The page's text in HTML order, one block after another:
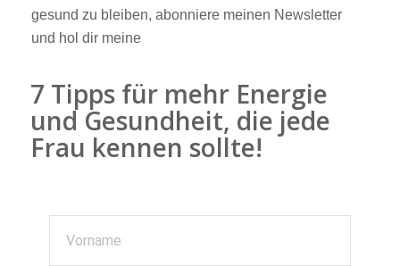
gesund zu bleiben, abonniere meinen Newsletter
und hol dir meine
7 Tipps für mehr Energie
und Gesundheit, die jede
Frau kennen sollte!